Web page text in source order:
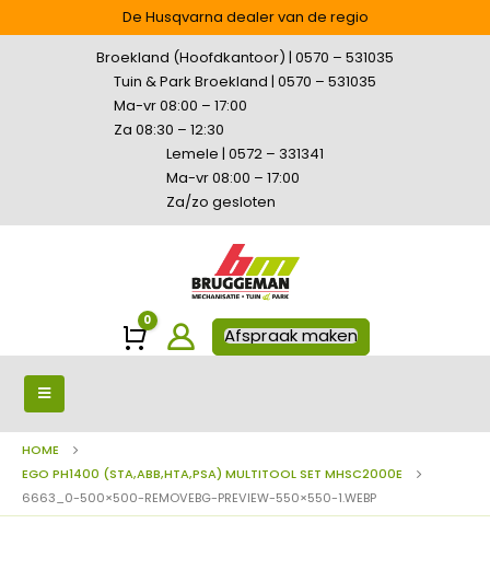
De Husqvarna dealer van de regio
Broekland (Hoofdkantoor) | 0570 – 531035
Tuin & Park Broekland | 0570 – 531035
Ma-vr 08:00 – 17:00
Za 08:30 – 12:30
Lemele | 0572 – 331341
Ma-vr 08:00 – 17:00
Za/zo gesloten
Winkelwagen
0
Afspraak maken
HOME
EGO PH1400 (STA,ABB,HTA,PSA) MULTITOOL SET MHSC2000E
6663_0-500×500-REMOVEBG-PREVIEW-550×550-1.WEBP